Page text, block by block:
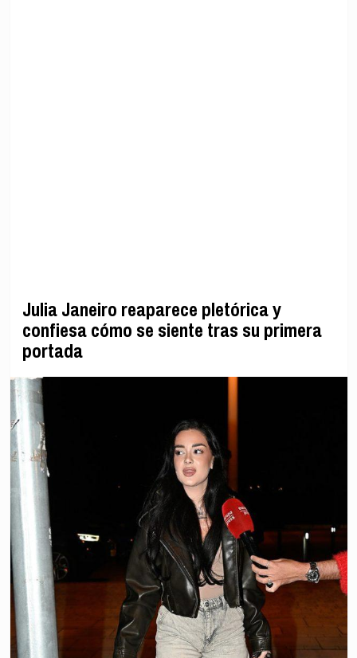
Julia Janeiro reaparece pletórica y
confiesa cómo se siente tras su primera
portada